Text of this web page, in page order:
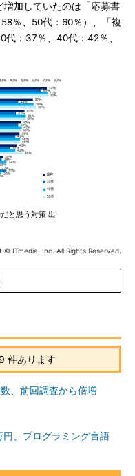
加していたのは「応募書
％、50代：60％）、「複
代：37％、40代：42％、
と思う対策 出
© ITmedia, Inc. All Rights Reserved.
件あります
、前回調査から倍増
円、プログラミング言語